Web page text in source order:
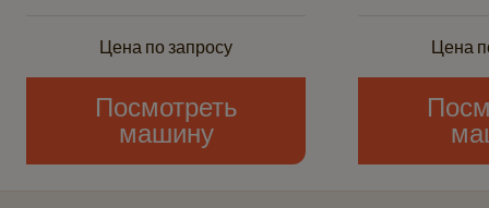
Цена по запросу
Посмотреть
машину
Цена